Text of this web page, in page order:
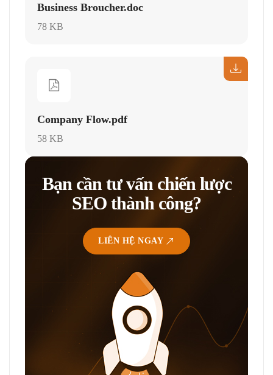
Business Broucher.doc
78 KB
Company Flow.pdf
58 KB
Bạn cần tư vấn chiến lược
SEO thành công?
LIÊN HỆ NGAY